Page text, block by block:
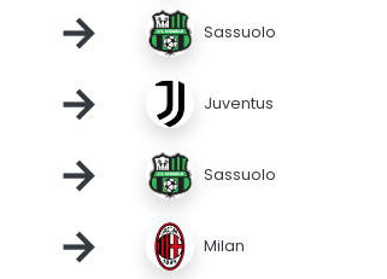
→ Sassuolo
→ Juventus
→ Sassuolo
→ Milan